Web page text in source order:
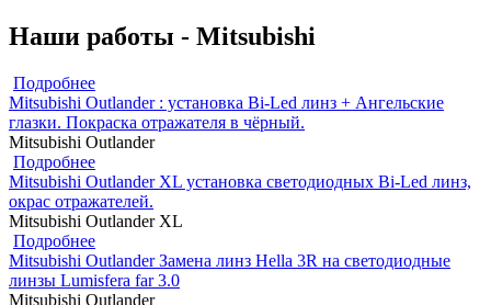
Наши работы - Mitsubishi
Подробнее
Mitsubishi Outlander : установка Bi-Led линз + Ангельские
глазки. Покраска отражателя в чёрный.
Mitsubishi Outlander
Подробнее
Mitsubishi Outlander XL установка светодиодных Bi-Led линз,
окрас отражателей.
Mitsubishi Outlander XL
Подробнее
Mitsubishi Outlander Замена линз Hella 3R на светодиодные
линзы Lumisfera far 3.0
Mitsubishi Outlander